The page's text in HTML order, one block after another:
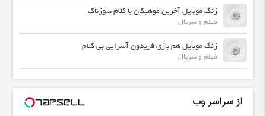
زنگ موبایل آخرین موهیکان با کلام سوزناک
فیلم و سریال
زنگ موبایل هم بازی فریدون آسرایی بی کلام
فیلم و سریال
از سراسر وب